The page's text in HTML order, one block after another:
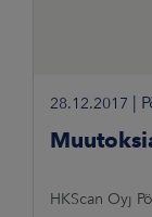
28.12.2017
HKScan Oyj